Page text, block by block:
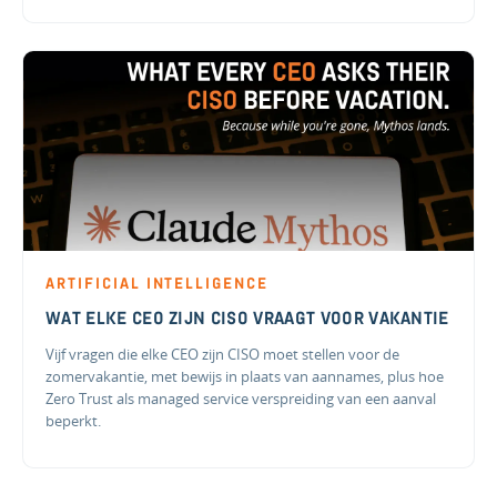
ARTIFICIAL INTELLIGENCE
WAT ELKE CEO ZIJN CISO VRAAGT VOOR VAKANTIE
Vijf vragen die elke CEO zijn CISO moet stellen voor de
zomervakantie, met bewijs in plaats van aannames, plus hoe
Zero Trust als managed service verspreiding van een aanval
beperkt.